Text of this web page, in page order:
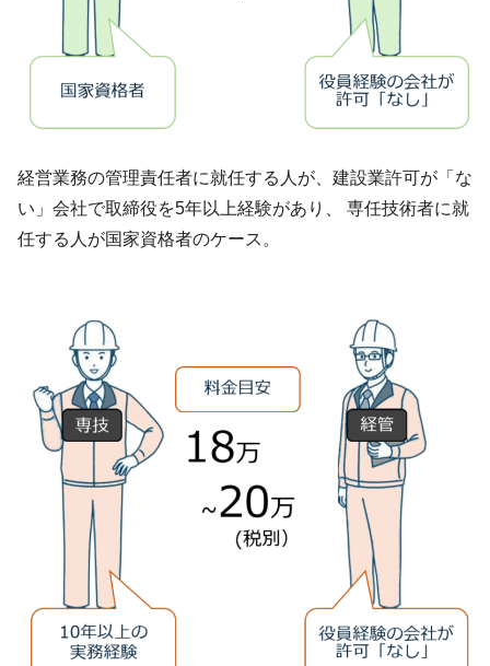
経営業務の管理責任者に就任する人が、建設業許可が「な
い」会社で取締役を5年以上経験があり、 専任技術者に就
任する人が国家資格者のケース。